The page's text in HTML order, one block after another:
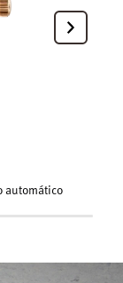
automático